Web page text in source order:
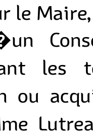
le Maire,
ou